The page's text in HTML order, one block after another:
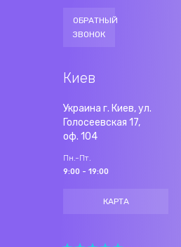
ОБРАТНЫЙ
ЗВОНОК
Киев
Украина г. Киев, ул.
Голосеевская 17,
оф. 104
Пн.-Пт.
9:00 - 19:00
КАРТА